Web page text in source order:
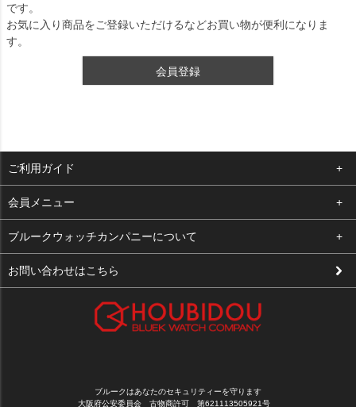
です。
お気に入り商品をご登録いただけるなどお買い物が便利になりま
す。
会員登録
ご利用ガイド
よくある質問
支払い・送料
修理依頼
会員メニュー
ログイン
お気に入り
ブルークウォッチカンパニーについて
会社概要
お問い合わせはこちら
ブルークはあなたのセキュリティーを守ります
大阪府公安委員会 古物商許可 第621113505921号